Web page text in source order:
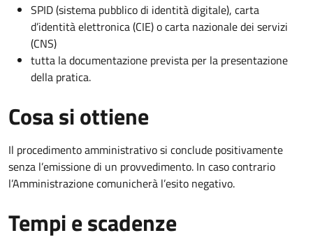
SPID (sistema pubblico di identità digitale), carta
d’identità elettronica (CIE) o carta nazionale dei servizi
(CNS)
tutta la documentazione prevista per la presentazione
della pratica.
Cosa si ottiene
Il procedimento amministrativo si conclude positivamente
senza l’emissione di un provvedimento. In caso contrario
l’Amministrazione comunicherà l’esito negativo.
Tempi e scadenze